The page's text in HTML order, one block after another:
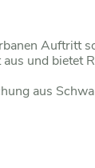
Auftritt
und bietet
aus